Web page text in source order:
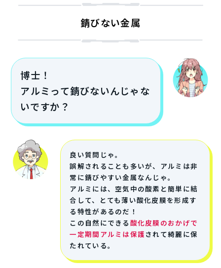
錆びない金属
博士！
アルミって錆びないんじゃな
いですか？
良い質問じゃ。
誤解されることも多いが、アルミは非
常に錆びやすい金属なんじゃ。
アルミには、空気中の酸素と簡単に結
合して、とても薄い酸化皮膜を形成す
る特性があるのだ！
この自然にできる 酸化皮膜のおかげで
一定期間アルミは保護 されて綺麗に保
たれている。